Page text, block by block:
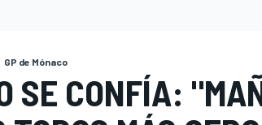
GP de Mónaco
SE CONFÍA: